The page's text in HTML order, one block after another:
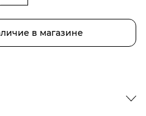
в магазине